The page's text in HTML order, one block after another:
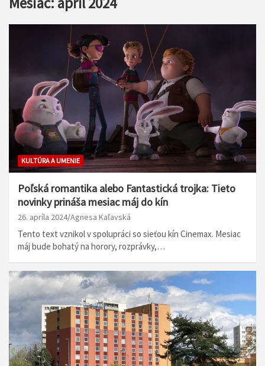
KULTÚRA A UMENIE
Poľská romantika alebo Fantastická trojka: Tieto
novinky prináša mesiac máj do kín
26. apríla 2024 Agnesa Kaľavská
Tento text vznikol v spolupráci so sieťou kín Cinemax. Mesiac
máj bude bohatý na horory, rozprávky,…